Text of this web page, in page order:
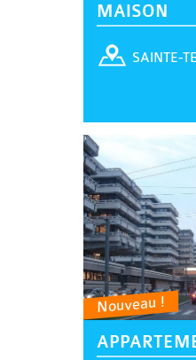
MAISON
SAINTE-
Nouveau !